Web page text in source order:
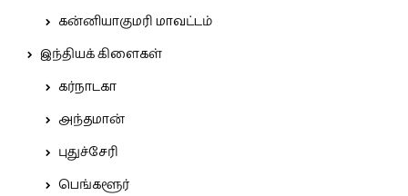
கன்னியாகுமரி மாவட்டம்
இந்தியக் கிளைகள்
கர்நாடகா
அந்தமான்
புதுச்சேரி
பெங்களூர்